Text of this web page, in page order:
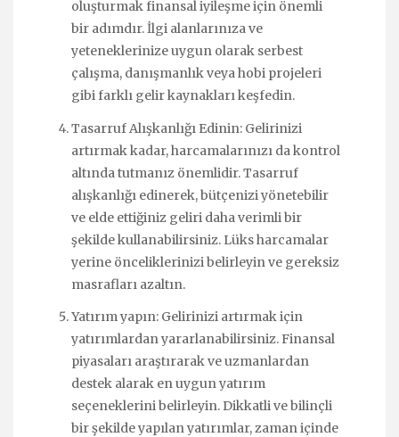
oluşturmak finansal iyileşme için önemli
bir adımdır. İlgi alanlarınıza ve
yeteneklerinize uygun olarak serbest
çalışma, danışmanlık veya hobi projeleri
gibi farklı gelir kaynakları keşfedin.
Tasarruf Alışkanlığı Edinin: Gelirinizi
artırmak kadar, harcamalarınızı da kontrol
altında tutmanız önemlidir. Tasarruf
alışkanlığı edinerek, bütçenizi yönetebilir
ve elde ettiğiniz geliri daha verimli bir
şekilde kullanabilirsiniz. Lüks harcamalar
yerine önceliklerinizi belirleyin ve gereksiz
masrafları azaltın.
Yatırım yapın: Gelirinizi artırmak için
yatırımlardan yararlanabilirsiniz. Finansal
piyasaları araştırarak ve uzmanlardan
destek alarak en uygun yatırım
seçeneklerini belirleyin. Dikkatli ve bilinçli
bir şekilde yapılan yatırımlar, zaman içinde